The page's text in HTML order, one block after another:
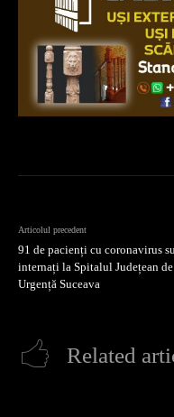
Articolul precedent
91 de pacienți cu coronavirus
internați la Spitalul Județean de
Urgență Suceava
Related